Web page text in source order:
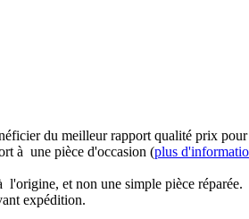
du meilleur rapport qualité prix
à une pièce d'occasion (plus
l'origine, et non une simple pièce réparée.
expédition.